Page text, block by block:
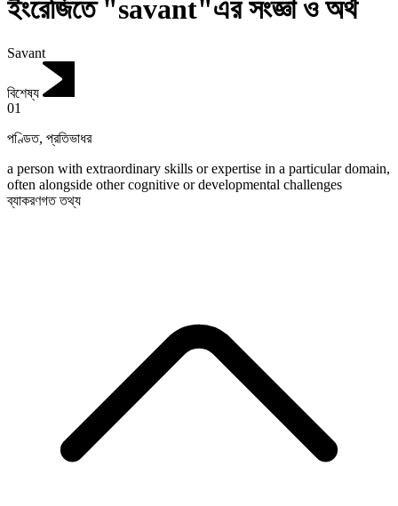
ইংরেজিতে "savant"এর সংজ্ঞা ও অর্থ
Savant
বিশেষ্য
01
পণ্ডিত, প্রতিভাধর
a person with extraordinary skills or expertise in a particular domain,
often alongside other cognitive or developmental challenges
ব্যাকরণগত তথ্য